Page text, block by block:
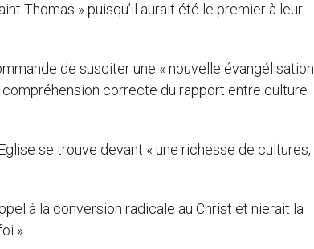
Thomas » puisqu’il aurait été le premier à leur
de susciter une « nouvelle évangélisation
compréhension correcte du rapport entre culture
se trouve devant « une richesse de cultures,
à la conversion radicale au Christ et nierait la
».